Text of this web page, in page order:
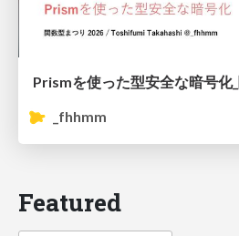
Prismを使った型安全な暗号化
_fhhmm
Featured